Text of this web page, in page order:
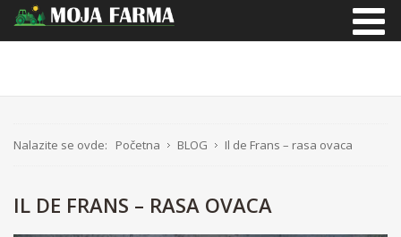
Nalazite se ovde: Početna BLOG Il de Frans – rasa ovaca
IL DE FRANS – RASA OVACA